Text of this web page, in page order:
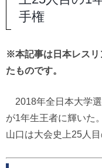
手権
※本記事は日本レスリ
たものです。
2018年全日本大学選
が1年生王者に輝いた
山口は大会史上25人